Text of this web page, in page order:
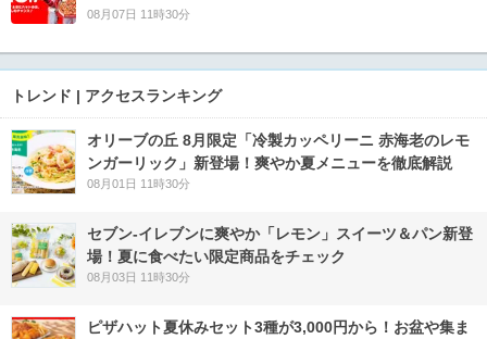
08月07日 11時30分
トレンド | アクセスランキング
オリーブの丘 8月限定「冷製カッペリーニ 赤海老のレモ
ンガーリック」新登場！爽やか夏メニューを徹底解説
08月01日 11時30分
セブン‐イレブンに爽やか「レモン」スイーツ＆パン新登
場！夏に食べたい限定商品をチェック
08月03日 11時30分
ピザハット夏休みセット3種が3,000円から！お盆や集ま